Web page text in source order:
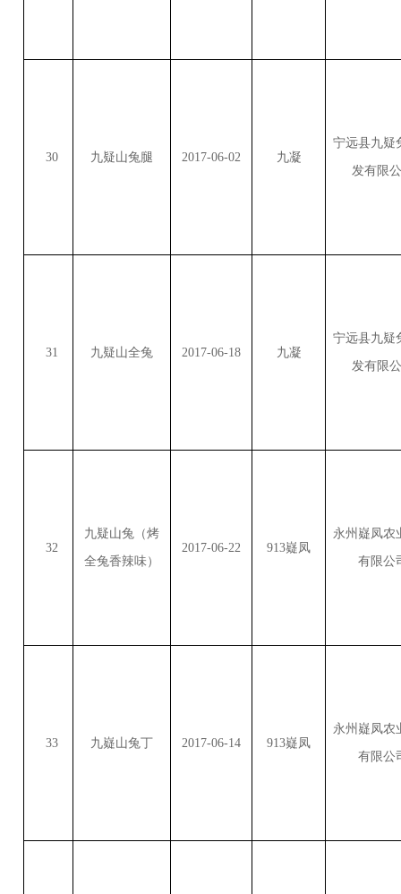
30 九疑山兔腿 2017-06-02 九凝
宁远县九疑
发有限
31 九疑山全兔 2017-06-18 九凝
宁远县九疑
发有限
32
九疑山兔（烤
全兔香辣味）
2017-06-22 913嶷凤
永州嶷凤农
有限公
33 九嶷山兔丁 2017-06-14 913嶷凤
永州嶷凤农
有限公